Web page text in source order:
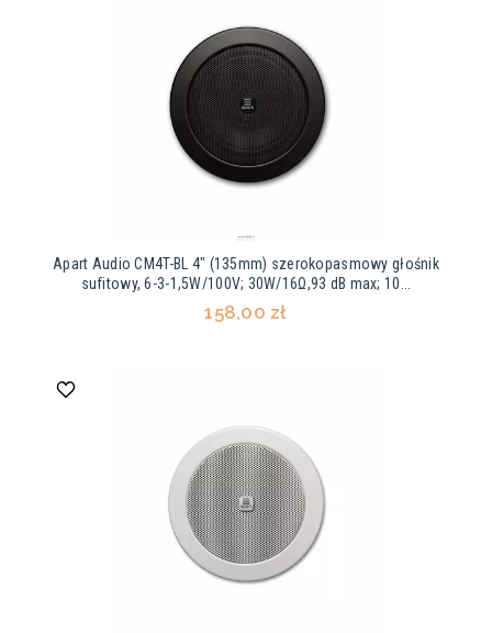
Apart Audio CM4T-BL 4" (135mm) szerokopasmowy głośnik
sufitowy, 6-3-1,5W/100V; 30W/16Ω,93 dB max; 10...
158,00 zł